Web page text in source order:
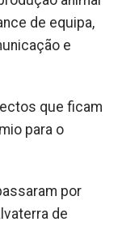
de equipa,
e
que ficam
para o
por
de